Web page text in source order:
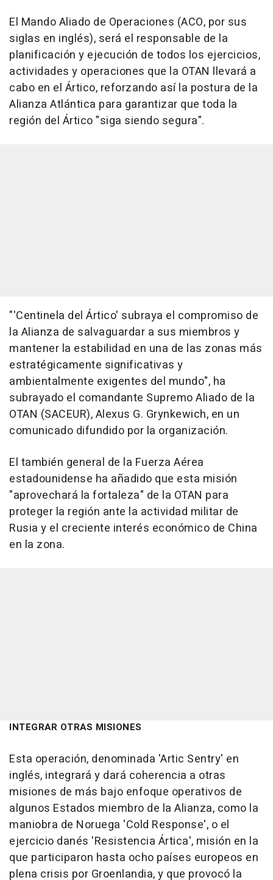
El Mando Aliado de Operaciones (ACO, por sus
siglas en inglés), será el responsable de la
planificación y ejecución de todos los ejercicios,
actividades y operaciones que la OTAN llevará a
cabo en el Ártico, reforzando así la postura de la
Alianza Atlántica para garantizar que toda la
región del Ártico "siga siendo segura".
"'Centinela del Ártico' subraya el compromiso de
la Alianza de salvaguardar a sus miembros y
mantener la estabilidad en una de las zonas más
estratégicamente significativas y
ambientalmente exigentes del mundo", ha
subrayado el comandante Supremo Aliado de la
OTAN (SACEUR), Alexus G. Grynkewich, en un
comunicado difundido por la organización.
El también general de la Fuerza Aérea
estadounidense ha añadido que esta misión
"aprovechará la fortaleza" de la OTAN para
proteger la región ante la actividad militar de
Rusia y el creciente interés económico de China
en la zona.
INTEGRAR OTRAS MISIONES
Esta operación, denominada 'Artic Sentry' en
inglés, integrará y dará coherencia a otras
misiones de más bajo enfoque operativos de
algunos Estados miembro de la Alianza, como la
maniobra de Noruega 'Cold Response', o el
ejercicio danés 'Resistencia Ártica', misión en la
que participaron hasta ocho países europeos en
plena crisis por Groenlandia, y que provocó la